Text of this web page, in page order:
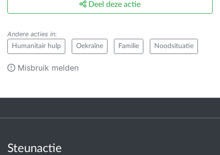
Deel deze actie
Andere acties in:
Humanitair hulp Oekraïne Familie Noodsituatie
Misbruik melden
Steunactie